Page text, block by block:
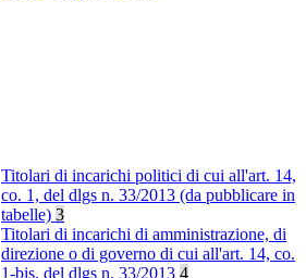
Titolari di incarichi politici di cui all'art. 14,
co. 1, del dlgs n. 33/2013 (da pubblicare in
tabelle) 3
Titolari di incarichi di amministrazione, di
direzione o di governo di cui all'art. 14, co.
1-bis, del dlgs n. 33/2013 4